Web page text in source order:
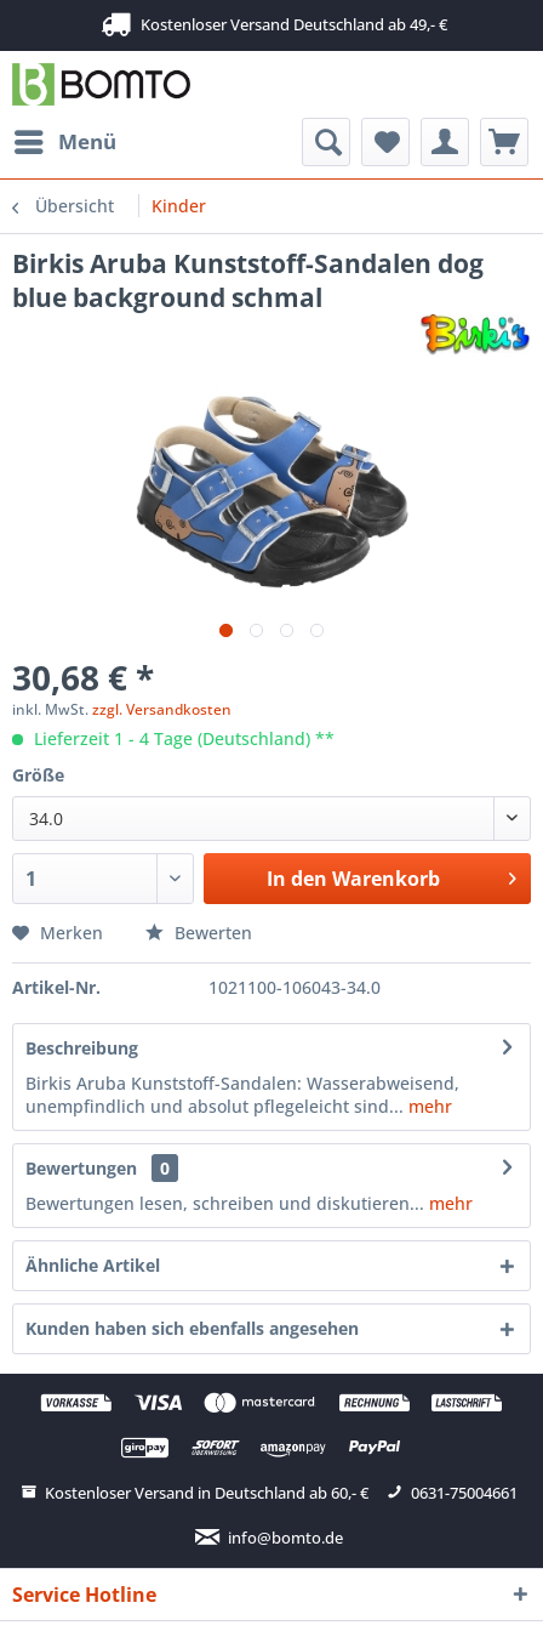
Kostenloser Versand Deutschland ab 49,- €
Menü
Übersicht Kinder
Birkis Aruba Kunststoff-Sandalen dog
blue background schmal
30,68 € *
inkl. MwSt.zzgl. Versandkosten
Lieferzeit 1 - 4 Tage (Deutschland) **
Größe
34.0
In den Warenkorb
Merken Bewerten
Artikel-Nr. 1021100-106043-34.0
Beschreibung
Birkis Aruba Kunststoff-Sandalen: Wasserabweisend,
unempfindlich und absolut pflegeleicht sind... mehr
Bewertungen
0
Bewertungen lesen, schreiben und diskutieren... mehr
Ähnliche Artikel
Kunden haben sich ebenfalls angesehen
Kostenloser Versand in Deutschland ab 60,- € 0631-75004661
info@bomto.de
Service Hotline